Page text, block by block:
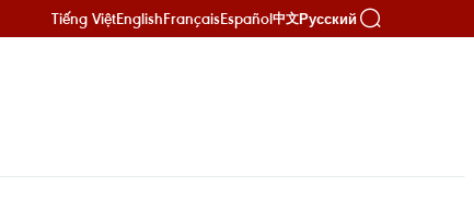
Tiếng ViệtEnglishFrançaisEspañol中文Русский